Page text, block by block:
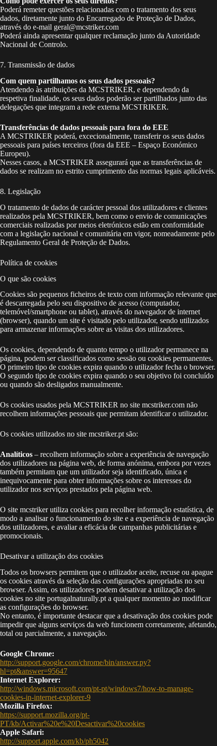
Poderá remeter questões relacionadas com o tratamento dos seus
dados, diretamente junto do Encarregado de Proteção de Dados,
através do e-mail geral@mcstriker.com
Poderá ainda apresentar qualquer reclamação junto da Autoridade
Nacional de Controlo.
7. Transmissão de dados
Com quem partilhamos os seus dados pessoais?
Atendendo às atribuições da MCSTRIKER, e dependendo da
respetiva finalidade, os seus dados poderão ser partilhados junto das
delegações que integram a rede externa MCSTRIKER.
Transferências de dados pessoais para fora do EEE
A MCSTRIKER poderá, excecionalmente, transferir os seus dados
pessoais para países terceiros (fora da EEE – Espaço Económico
Europeu).
Nesses casos, a MCSTRIKER assegurará que as transferências de
dados se realizam no estrito cumprimento das normas legais aplicáveis.
8. Legislação
O tratamento de dados de carácter pessoal dos utilizadores e clientes
realizados pela MCSTRIKER, bem como o envio de comunicações
comerciais realizadas por meios eletrónicos estão em conformidade
com a legislação nacional e comunitária em vigor, nomeadamente pelo
Regulamento Geral de Proteção de Dados.
Política de cookies
O que são cookies
Cookies são pequenos ficheiros de texto com informação relevante que
é descarregada pelo seu dispositivo de acesso (computador,
telemóvel/smartphone ou tablet), através do navegador de internet
(browser), quando um site é visitado pelo utilizador, sendo utilizados
para armazenar informações sobre as visitas dos utilizadores.
Os cookies, dependendo de quanto tempo o utilizador permanece na
página, podem ser classificados como sessão ou cookies permanentes.
O primeiro tipo de cookies expira quando o utilizador fecha o browser.
O segundo tipo de cookies expira quando o seu objetivo foi concluído
ou quando são desligados manualmente.
Os cookies usados pela MCSTRIKER no site mcstriker.com não
recolhem informações pessoais que permitam identificar o utilizador.
Os cookies utilizados no site mcstriker.pt são:
Analíticos – recolhem informação sobre a experiência de navegação
dos utilizadores na página web, de forma anónima, embora por vezes
também permitam que um utilizador seja identificado, única e
inequivocamente para obter informações sobre os interesses do
utilizador nos serviços prestados pela página web.
O site mcstriker utiliza cookies para recolher informação estatística, de
modo a analisar o funcionamento do site e a experiência de navegação
dos utilizadores, e avaliar a eficácia de campanhas publicitárias e
promocionais.
Desativar a utilização dos cookies
Todos os browsers permitem que o utilizador aceite, recuse ou apague
os cookies através da seleção das configurações apropriadas no seu
browser. Assim, os utilizadores podem desativar a utilização dos
cookies no site portugalnaturally.pt a qualquer momento ao modificar
as configurações do browser.
No entanto, é importante destacar que a desativação dos cookies pode
impedir que alguns serviços da web funcionem corretamente, afetando,
total ou parcialmente, a navegação.
Google Chrome:
http://support.google.com/chrome/bin/answer.py?
hl=pt&answer=95647
Internet Explorer:
http://windows.microsoft.com/pt-pt/windows7/how-to-manage-
cookies-in-internet-explorer-9
Mozilla Firefox:
https://support.mozilla.org/pt-
PT/kb/Activar%20e%20Desactivar%20cookies
Apple Safari:
http://support.apple.com/kb/ph5042